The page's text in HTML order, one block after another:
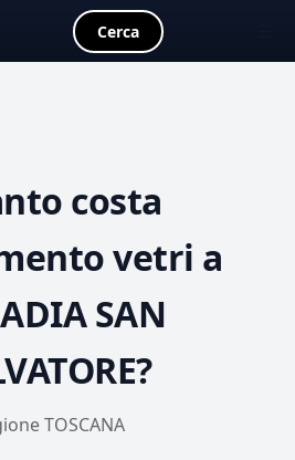
Cerca
costa
vetri a
SAN
TOSCANA